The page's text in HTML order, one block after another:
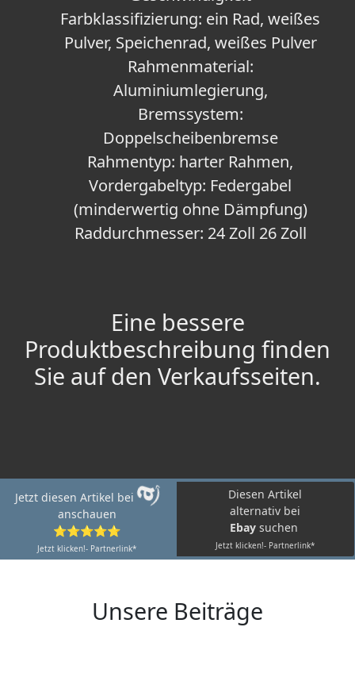
Farbklassifizierung: ein Rad, weißes
Pulver, Speichenrad, weißes Pulver
Rahmenmaterial:
Aluminiumlegierung,
Bremssystem:
Doppelscheibenbremse
Rahmentyp: harter Rahmen,
Vordergabeltyp: Federgabel
(minderwertig ohne Dämpfung)
Raddurchmesser: 24 Zoll 26 Zoll
Eine bessere
Produktbeschreibung finden
Sie auf den Verkaufsseiten.
Jetzt diesen Artikel bei
anschauen
⭐⭐⭐⭐⭐
Jetzt klicken!- Partnerlink*
Diesen Artikel
alternativ bei
Ebay suchen
Jetzt klicken!- Partnerlink*
Unsere Beiträge